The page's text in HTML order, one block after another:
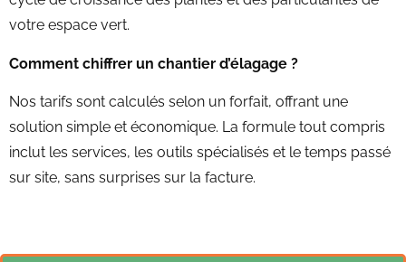
votre espace vert.
Comment chiffrer un chantier d’élagage ?
Nos tarifs sont calculés selon un forfait, offrant une
solution simple et économique. La formule tout compris
inclut les services, les outils spécialisés et le temps passé
sur site, sans surprises sur la facture.